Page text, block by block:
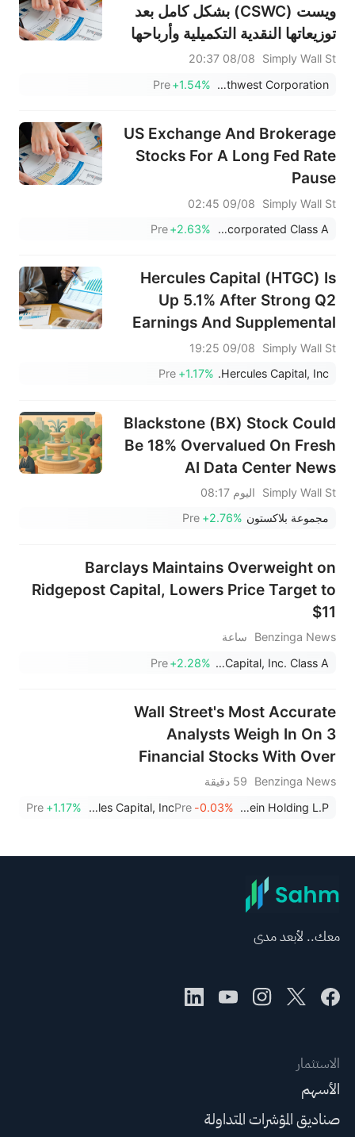
ويست (CSWC) بشكل كامل بعد
توزيعاتها النقدية التكميلية وأرباحها
المختلطة؟
Simply Wall St
08/08 20:37
Capital Southwest Corporation
+1.54%
Pre
US Exchange And Brokerage
Stocks For A Long Fed Rate
Pause
Simply Wall St
09/08 02:45
Hamilton Lane Incorporated Class A
+2.63%
Pre
Hercules Capital (HTGC) Is
Up 5.1% After Strong Q2
Earnings And Supplemental
Dividend Announcement
Simply Wall St
09/08 19:25
Hercules Capital, Inc.
+1.17%
Pre
Blackstone (BX) Stock Could
Be 18% Overvalued On Fresh
AI Data Center News
Simply Wall St
اليوم 08:17
مجموعة بلاكستون +2.76%
Pre
Barclays Maintains Overweight on
Ridgepost Capital, Lowers Price Target to
$11
Benzinga News
ساعة
Ridgepost Capital, Inc. Class A
+2.28%
Pre
Wall Street's Most Accurate
Analysts Weigh In On 3
Financial Stocks With Over
9% Dividend Yields
Benzinga News
59 دقيقة
AllianceBernstein Holding L.P.
-0.03%
Pre
Hercules Capital, Inc.
+1.17%
Pre
معك.. لأبعد مدى
الاستثمار
الأسهم
صناديق المؤشرات المتداولة